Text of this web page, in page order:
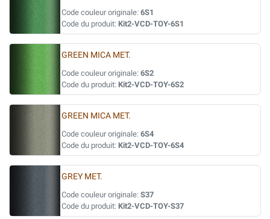
Code couleur originale: 6S1
Code du produit: Kit2-VCD-TOY-6S1
GREEN MICA MET.
Code couleur originale: 6S2
Code du produit: Kit2-VCD-TOY-6S2
GREEN MICA MET.
Code couleur originale: 6S4
Code du produit: Kit2-VCD-TOY-6S4
GREY MET.
Code couleur originale: S37
Code du produit: Kit2-VCD-TOY-S37